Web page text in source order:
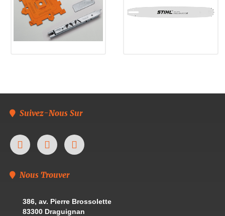
Suivez-Nous Sur
Nous Trouver
386, av. Pierre Brossolette
83300 Draguignan